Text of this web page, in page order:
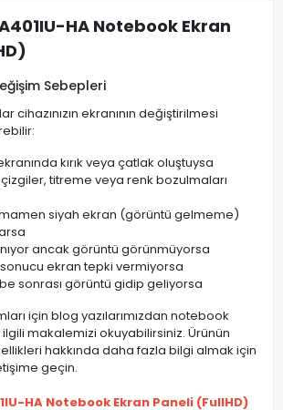
HA Notebook Ekran
Sebepleri
cihazınızın ekranının değiştirilmesi
kırık veya çatlak oluştuysa
titreme veya renk bozulmaları
siyah ekran (görüntü gelmeme)
ancak görüntü görünmüyorsa
sonucu ekran tepki vermiyorsa
sonrası görüntü gidip geliyorsa
için blog yazılarımızdan notebook
ilgili makalemizi okuyabilirsiniz. Ürünün
hakkında daha fazla bilgi almak için
geçin.
HA Notebook Ekran Paneli (FullHD)